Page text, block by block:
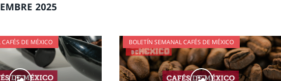
2025
DE MÉXICO BOLETÍN SEMANAL CAFÉS DE MÉXICO